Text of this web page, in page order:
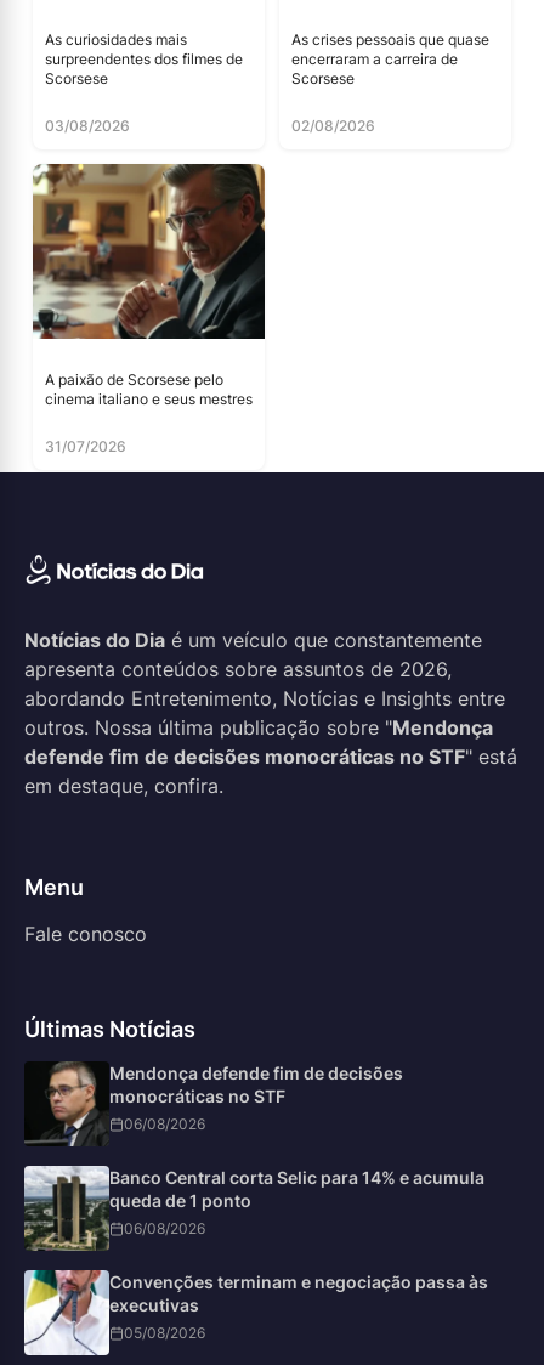
As curiosidades mais
surpreendentes dos filmes de
Scorsese
03/08/2026
As crises pessoais que quase
encerraram a carreira de
Scorsese
02/08/2026
A paixão de Scorsese pelo
cinema italiano e seus mestres
31/07/2026
Notícias do Dia é um veículo que constantemente
apresenta conteúdos sobre assuntos de 2026,
abordando Entretenimento, Notícias e Insights entre
outros. Nossa última publicação sobre "Mendonça
defende fim de decisões monocráticas no STF" está
em destaque, confira.
Menu
Fale conosco
Últimas Notícias
Mendonça defende fim de decisões
monocráticas no STF
06/08/2026
Banco Central corta Selic para 14% e acumula
queda de 1 ponto
06/08/2026
Convenções terminam e negociação passa às
executivas
05/08/2026